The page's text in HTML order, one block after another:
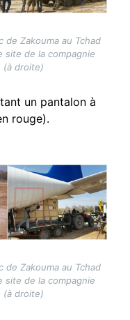
de Zakouma au Tchad
site de la compagnie
(à droite)
un pantalon à
rouge).
de Zakouma au Tchad
site de la compagnie
(à droite)